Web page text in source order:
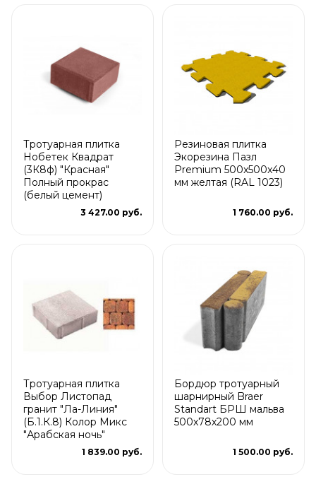
Тротуарная плитка
Нобетек Квадрат
(3К8ф) "Красная"
Полный прокрас
(белый цемент)
3 427.00 руб.
Резиновая плитка
Экорезина Пазл
Premium 500x500x40
мм желтая (RAL 1023)
1 760.00 руб.
Тротуарная плитка
Выбор Листопад
гранит "Ла-Линия"
(Б.1.К.8) Колор Микс
"Арабская ночь"
1 839.00 руб.
Бордюр тротуарный
шарнирный Braer
Standart БРШ мальва
500х78х200 мм
1 500.00 руб.